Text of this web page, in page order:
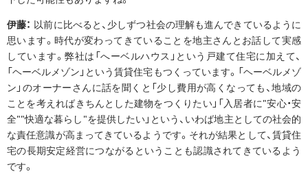
伊藤： 以前に比べると、少しずつ社会の理解も進んできているように
思います。時代が変わってきていることを地主さんとお話して実感
しています。弊社は「へーベルハウス」という戸建て住宅に加えて、
「ヘーベルメゾン」という賃貸住宅もつくっています。「ヘーベルメゾ
ン」のオーナーさんに話を聞くと「少し費用が高くなっても、地域の
ことを考えればきちんとした建物をつくりたい」「入居者に"安心・安
全""快適な暮らし"を提供したい」という、いわば地主としての社会的
な責任意識が高まってきているようです。それが結果として、賃貸住
宅の長期安定経営につながるということも認識されてきているよう
です。